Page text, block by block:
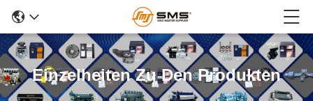
Einzelheiten Zu Den Produkten